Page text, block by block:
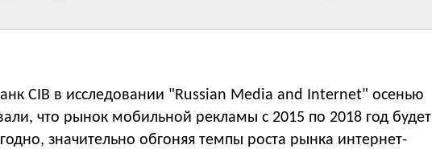
CIB в исследовании "Russian Media and Internet" осенью
что рынок мобильной рекламы с 2015 по 2018 год будет
значительно обгоняя темпы роста рынка интернет-